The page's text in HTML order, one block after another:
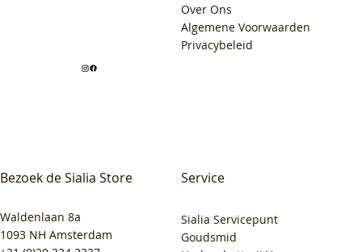
Bezoek de Sialia Store
Waldenlaan 8a
1093 NH Amsterdam
Over Ons
Algemene Voorwaarden
Privacybeleid
Service
Sialia Servicepunt
Goudsmid